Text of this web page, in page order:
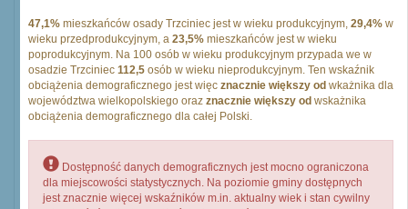
47,1% mieszkańców osady Trzciniec jest w wieku produkcyjnym, 29,4% w
wieku przedprodukcyjnym, a 23,5% mieszkańców jest w wieku
poprodukcyjnym. Na 100 osób w wieku produkcyjnym przypada we w
osadzie Trzciniec 112,5 osób w wieku nieprodukcyjnym. Ten wskaźnik
obciążenia demograficznego jest więc znacznie większy od wkażnika dla
województwa wielkopolskiego oraz znacznie większy od wskażnika
obciążenia demograficznego dla całej Polski.
Dostępność danych demograficznych jest mocno ograniczona
dla miejscowości statystycznych. Na poziomie gminy dostępnych
jest znacznie więcej wskaźników m.in. aktualny wiek i stan cywilny